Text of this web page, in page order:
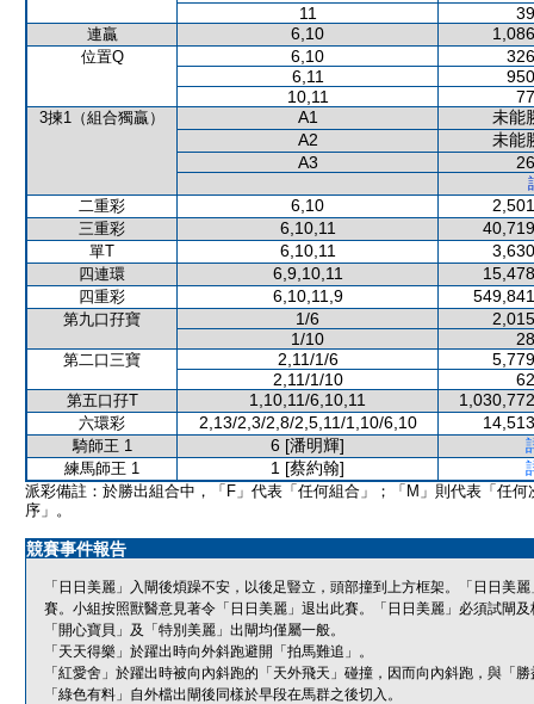
11
連贏 6,10
位置Q 6,10
6,11
10,11
3揀1（組合獨贏） A1
未能
A2
未能
A3
二重彩
6,10
三重彩 6,10,11
單T 6,10,11
四連環 6,9,10,11
四重彩 6,10,11,9
第九口孖寶 1/6
1/10
第二口三寶 2,11/1/6
2,11/1/10
第五口孖T 1,10,11/6,10,11
六環彩 2,13/2,3/2,8/2,5,11/1,10/6,10
騎師王 1 6 [潘明輝]
練馬師王 1 1 [蔡約翰]
派彩備註：於勝出組合中，「F」代表「任何組合」；「M」則代表「任何
序」。
競賽事件報告
「日日美麗」入閘後煩躁不安，以後足豎立，頭部撞到上方框架。「日日美
賽。小組按照獸醫意見著令「日日美麗」退出此賽。「日日美麗」必須試閘
「開心寶貝」及「特別美麗」出閘均僅屬一般。
「天天得樂」於躍出時向外斜跑避開「拍馬難追」。
「紅愛舍」於躍出時被向內斜跑的「天外飛天」碰撞，因而向內斜跑，與「
「綠色有料」自外檔出閘後同樣於早段在馬群之後切入。